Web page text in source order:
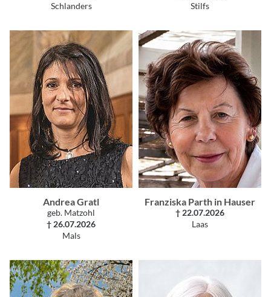
Schlanders
Stilfs
Andrea Gratl
geb. Matzohl
† 26.07.2026
Mals
Franziska Parth in Hauser
† 22.07.2026
Laas